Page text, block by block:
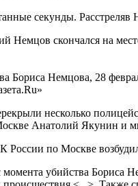
секунды.
Немцов скончался на
Бориса Немцова, 28
несколько
Анатолий Якунин и
России по Москве
момента убийства Бориса